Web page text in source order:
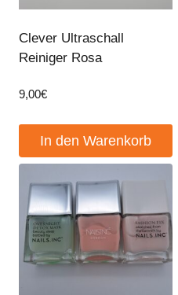
Clever Ultraschall
Reiniger Rosa
9,00€
In den Warenkorb